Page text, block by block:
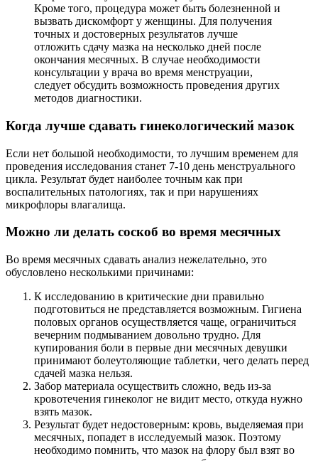
Кроме того, процедура может быть болезненной и
вызвать дискомфорт у женщины. Для получения
точных и достоверных результатов лучше
отложить сдачу мазка на несколько дней после
окончания месячных. В случае необходимости
консультации у врача во время менструации,
следует обсудить возможность проведения других
методов диагностики.
Когда лучше сдавать гинекологический мазок
Если нет большой необходимости, то лучшим временем для
проведения исследования станет 7-10 день менструального
цикла. Результат будет наиболее точным как при
воспалительных патологиях, так и при нарушениях
микрофлоры влагалища.
Можно ли делать соскоб во время месячных
Во время месячных сдавать анализ нежелательно, это
обусловлено несколькими причинами:
К исследованию в критические дни правильно
подготовиться не представляется возможным. Гигиена
половых органов осуществляется чаще, ограничиться
вечерним подмыванием довольно трудно. Для
купирования боли в первые дни месячных девушки
принимают болеутоляющие таблетки, чего делать перед
сдачей мазка нельзя.
Забор материала осуществить сложно, ведь из-за
кровотечения гинеколог не видит место, откуда нужно
взять мазок.
Результат будет недостоверным: кровь, выделяемая при
месячных, попадет в исследуемый мазок. Поэтому
необходимо помнить, что мазок на флору был взят во